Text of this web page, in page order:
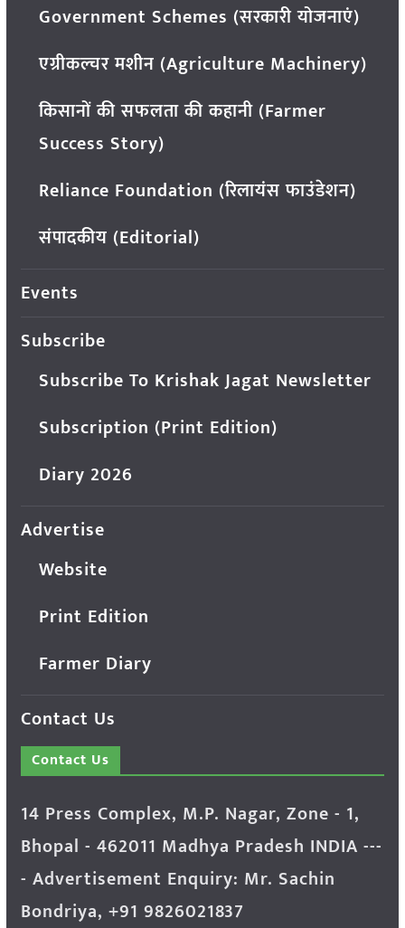
Government Schemes (सरकारी योजनाएं)
एग्रीकल्चर मशीन (Agriculture Machinery)
किसानों की सफलता की कहानी (Farmer
Success Story)
Reliance Foundation (रिलायंस फाउंडेशन)
संपादकीय (Editorial)
Events
Subscribe
Subscribe To Krishak Jagat Newsletter
Subscription (Print Edition)
Diary 2026
Advertise
Website
Print Edition
Farmer Diary
Contact Us
Contact Us
14 Press Complex, M.P. Nagar, Zone - 1,
Bhopal - 462011 Madhya Pradesh INDIA ---
- Advertisement Enquiry: Mr. Sachin
Bondriya, +91 9826021837